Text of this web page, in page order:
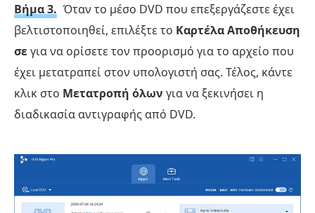
Βήμα 3. Όταν το μέσο DVD που επεξεργάζεστε έχει
βελτιστοποιηθεί, επιλέξτε το Καρτέλα Αποθήκευση
σεγια να ορίσετε τον προορισμό για το αρχείο που
έχει μετατραπεί στον υπολογιστή σας. Τέλος, κάντε
κλικ στο Μετατροπή όλων για να ξεκινήσει η
διαδικασία αντιγραφής από DVD.